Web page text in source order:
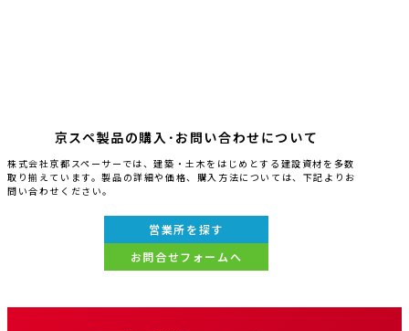
京スペ製品の購入･お問い合わせについて
株式会社京都スペーサーでは、建築・土木をはじめとする建設資材を多数
取り揃えています。製品の詳細や価格、購入方法については、下記よりお
問い合わせください。
営業所を探す
お問合せフォームへ